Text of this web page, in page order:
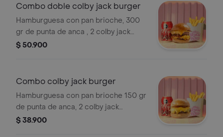
Combo doble colby jack burger
Hamburguesa con pan brioche, 300
gr de punta de anca , 2 colby jack
cheese, tocineta y sriracha + papas a
$ 50.900
Combo colby jack burger
Hamburguesa con pan brioche 150 gr
de punta de anca, 2 colby jack
cheese, tocineta y sriracha + papas a
$ 38.900